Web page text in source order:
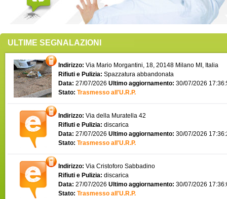
ULTIME SEGNALAZIONI
Indirizzo: Via Mario Morgantini, 18, 20148 Milano MI, Italia
Rifiuti e Pulizia: Spazzatura abbandonata
Data: 27/07/2026 Ultimo aggiornamento: 30/07/2026
Stato: Trasmesso all'U.R.P.
Indirizzo: Via della Muratella 42
Rifiuti e Pulizia: discarica
Data: 27/07/2026 Ultimo aggiornamento: 30/07/2026
Stato: Trasmesso all'U.R.P.
Indirizzo: Via Cristoforo Sabbadino
Rifiuti e Pulizia: discarica
Data: 27/07/2026 Ultimo aggiornamento: 30/07/2026
Stato: Trasmesso all'U.R.P.